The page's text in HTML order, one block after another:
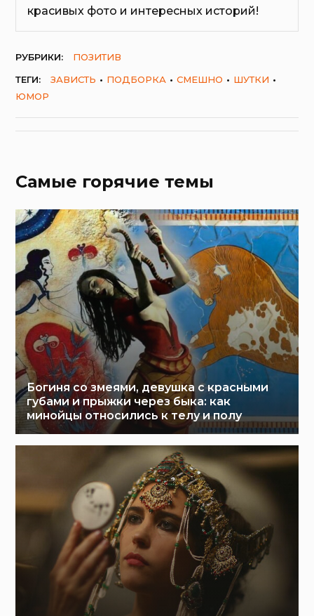
красивых фото и интересных историй!
РУБРИКИ:
ПОЗИТИВ
ТЕГИ:
ЗАВИСТЬ ПОДБОРКА СМЕШНО
ШУТКИ
ЮМОР
Самые горячие темы
Богиня со змеями, девушка с красными
губами и прыжки через быка: как
минойцы относились к телу и полу